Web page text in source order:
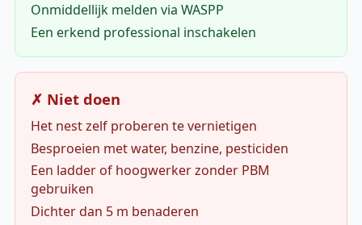
Onmiddellijk melden via WASPP
Een erkend professional inschakelen
✗ Niet doen
Het nest zelf proberen te vernietigen
Besproeien met water, benzine, pesticiden
Een ladder of hoogwerker zonder PBM
gebruiken
Dichter dan 5 m benaderen